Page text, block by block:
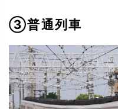
③普通列車